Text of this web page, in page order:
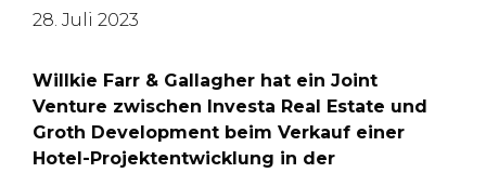
28. Juli 2023
Willkie Farr & Gallagher hat ein Joint
Venture zwischen Investa Real Estate und
Groth Development beim Verkauf einer
Hotel-Projektentwicklung in der